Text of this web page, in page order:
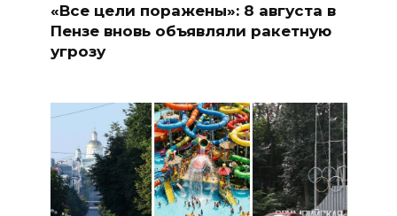
«Все цели поражены»: 8 августа в
Пензе вновь объявляли ракетную
угрозу